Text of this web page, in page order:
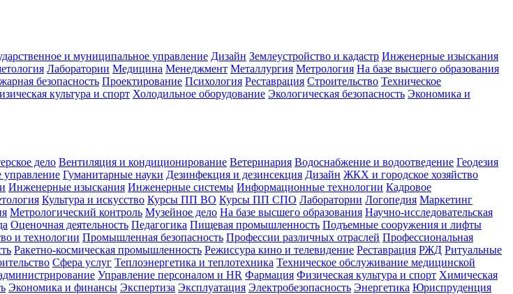
и муниципальное управление Дизайн Землеустройство и кадастр Инженерные изыскания
Лаборатории Медицина Менеджмент Металлургия Метрология На базе высшего образования
безопасность Проектирование Психология Реставрация Строительство Техническое
культура и спорт Холодильное оборудование Экологическая безопасность Экономика и
дело Вентиляция и кондиционирование Ветеринария Водоснабжение и водоотведение Геодезия
управление Гуманитарные науки Дезинфекция и дезинсекция Дизайн ЖКХ и городское хозяйство
Инженерные изыскания Инженерные системы Информационные технологии Кадровое
Культура и искусство Курсы ПП ВО Курсы ПП СПО Лаборатории Логопедия Маркетинг
Метрологический контроль Музейное дело На базе высшего образования Научно-исследовательская
Оценочная деятельность Педагогика Пищевая промышленность Подъемные сооружения и лифты
и технологии Промышленная безопасность Профессии различных отраслей Профессиональная
Ракетно-космическая промышленность Режиссура кино и телевидение Реставрация РЖД Ритуальные
Сфера услуг Теплоэнергетика и теплотехника Техническое обслуживание медицинской
Управление персоналом и HR Фармация Физическая культура и спорт Химическая
Экономика и финансы Экспертиза Эксплуатация Электробезопасность Энергетика Юриспруденция